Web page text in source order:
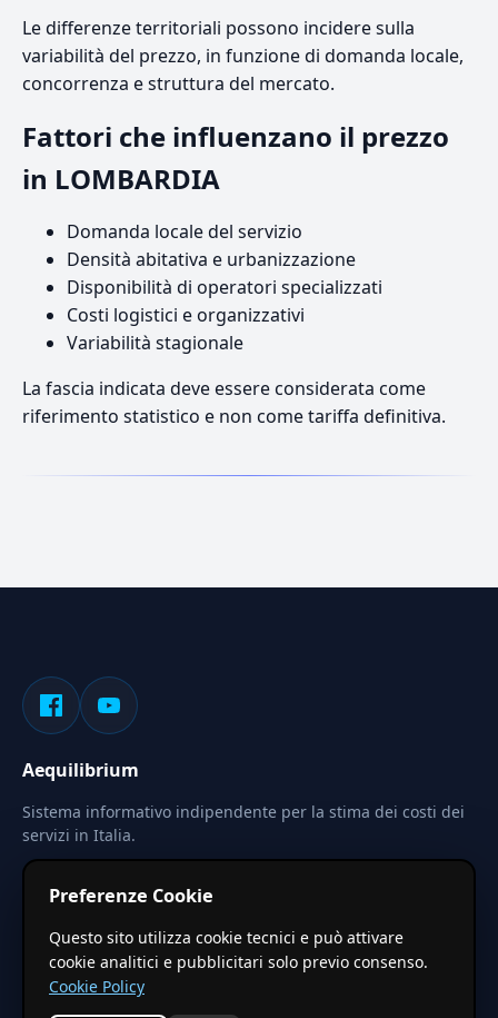
Le differenze territoriali possono incidere sulla
variabilità del prezzo, in funzione di domanda locale,
concorrenza e struttura del mercato.
Fattori che influenzano il prezzo
in LOMBARDIA
Domanda locale del servizio
Densità abitativa e urbanizzazione
Disponibilità di operatori specializzati
Costi logistici e organizzativi
Variabilità stagionale
La fascia indicata deve essere considerata come
riferimento statistico e non come tariffa definitiva.
Aequilibrium
Sistema informativo indipendente per la stima dei costi dei
servizi in Italia.
Le stime pubblicate sono calcolate tramite coefficienti
territoriali regionali applicati a valori base nazionali. Non
costituiscono preventivo ufficiale.
Preferenze Cookie
Questo sito utilizza cookie tecnici e può attivare
cookie analitici e pubblicitari solo previo consenso.
Cookie Policy